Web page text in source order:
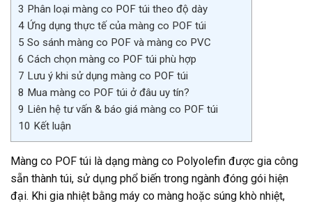
3 Phân loại màng co POF túi theo độ dày
4 Ứng dụng thực tế của màng co POF túi
5 So sánh màng co POF và màng co PVC
6 Cách chọn màng co POF túi phù hợp
7 Lưu ý khi sử dụng màng co POF túi
8 Mua màng co POF túi ở đâu uy tín?
9 Liên hệ tư vấn & báo giá màng co POF túi
10 Kết luận
Màng co POF túi là dạng màng co Polyolefin được gia công
sẵn thành túi, sử dụng phổ biến trong ngành đóng gói hiện
đại. Khi gia nhiệt bằng máy co màng hoặc súng khò nhiệt,